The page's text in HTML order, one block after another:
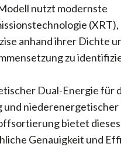
nutzt modernste
(XRT),
anhand ihrer Dichte
zu
Dual-Energie für
niederenergetischer
bietet dieses
Genauigkeit und